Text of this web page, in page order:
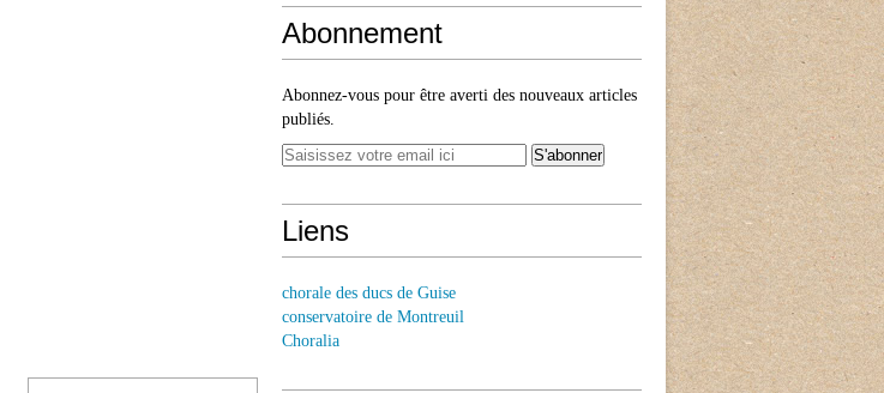
Abonnement
Abonnez-vous pour être averti des nouveaux articles
publiés.
Liens
chorale des ducs de Guise
conservatoire de Montreuil
Choralia